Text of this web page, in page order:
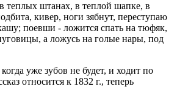
теплых штанах, в теплой шапке, в
кивер, ноги зябнут, переступаю
поевши - ложится спать на тюфяк,
а ложусь на голые нары, под
уже зубов не будет, и ходит по
относится к 1832 г., теперь